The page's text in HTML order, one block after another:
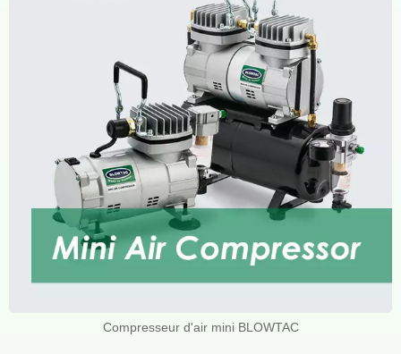
Compresseur d'air mini BLOWTAC